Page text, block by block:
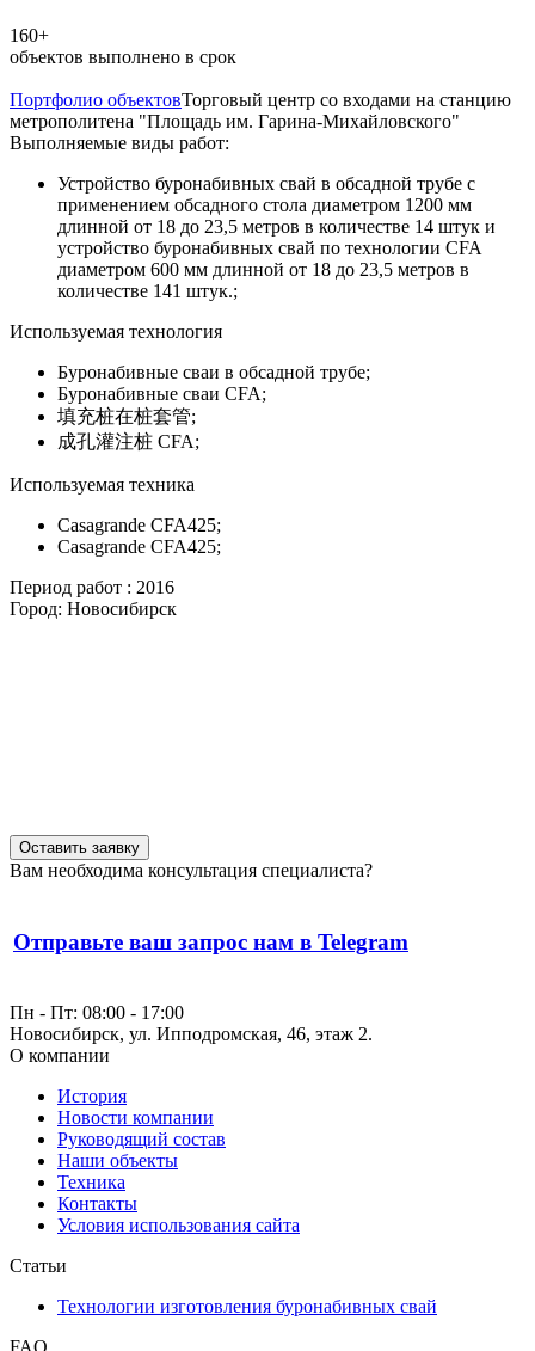
160+
объектов выполнено в срок
Портфолио объектовТорговый центр со входами на станцию
метрополитена "Площадь им. Гарина-Михайловского"
Выполняемые виды работ:
Устройство буронабивных свай в обсадной трубе с
применением обсадного стола диаметром 1200 мм
длинной от 18 до 23,5 метров в количестве 14 штук и
устройство буронабивных свай по технологии CFA
диаметром 600 мм длинной от 18 до 23,5 метров в
количестве 141 штук.;
Используемая технология
Буронабивные сваи в обсадной трубе;
Буронабивные сваи CFA;
填充桩在桩套管;
成孔灌注桩 CFA;
Используемая техника
Casagrande CFA425;
Casagrande CFA425;
Период работ : 2016
Город: Новосибирск
Оставить заявку
Вам необходима консультация специалиста?
Отправьте ваш запрос нам в Telegram
Пн - Пт: 08:00 - 17:00
Новосибирск, ул. Ипподромская, 46, этаж 2.
О компании
История
Новости компании
Руководящий состав
Наши объекты
Техника
Контакты
Условия использования сайта
Статьи
Технологии изготовления буронабивных свай
FAQ